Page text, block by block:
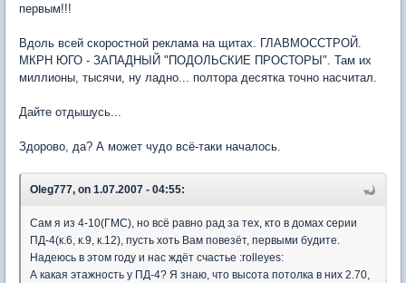
первым!!!
Вдоль всей скоростной реклама на щитах. ГЛАВМОССТРОЙ.
МКРН ЮГО - ЗАПАДНЫЙ "ПОДОЛЬСКИЕ ПРОСТОРЫ". Там их
миллионы, тысячи, ну ладно... полтора десятка точно насчитал.
Дайте отдышусь...
Здорово, да? А может чудо всё-таки началось.
Oleg777, on 1.07.2007 - 04:55:
Сам я из 4-10(ГМС), но всё равно рад за тех, кто в домах серии
ПД-4(к.6, к.9, к.12), пусть хоть Вам повезёт, первыми будите.
Надеюсь в этом году и нас ждёт счастье :rolleyes:
А какая этажность у ПД-4? Я знаю, что высота потолка в них 2.70,